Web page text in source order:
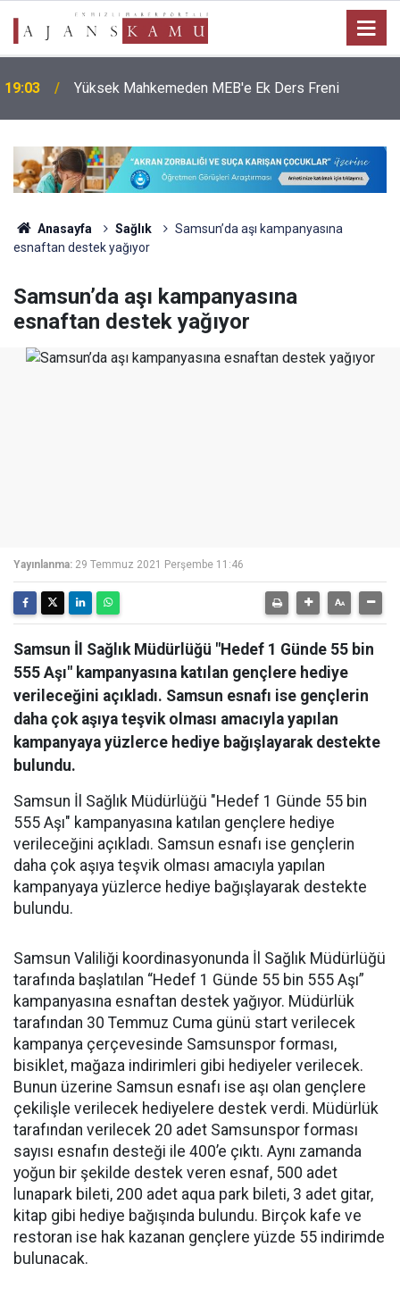
19:03 Yüksek Mahkemeden MEB'e Ek Ders Freni
Anasayfa Sağlık
Samsun’da aşı kampanyasına
esnaftan destek yağıyor
Samsun’da aşı kampanyasına
esnaftan destek yağıyor
Yayınlanma: 29 Temmuz 2021 Perşembe 11:46
Samsun İl Sağlık Müdürlüğü "Hedef 1 Günde 55 bin
555 Aşı" kampanyasına katılan gençlere hediye
verileceğini açıkladı. Samsun esnafı ise gençlerin
daha çok aşıya teşvik olması amacıyla yapılan
kampanyaya yüzlerce hediye bağışlayarak destekte
bulundu.
Samsun İl Sağlık Müdürlüğü "Hedef 1 Günde 55 bin
555 Aşı" kampanyasına katılan gençlere hediye
verileceğini açıkladı. Samsun esnafı ise gençlerin
daha çok aşıya teşvik olması amacıyla yapılan
kampanyaya yüzlerce hediye bağışlayarak destekte
bulundu.
Samsun Valiliği koordinasyonunda İl Sağlık Müdürlüğü
tarafında başlatılan “Hedef 1 Günde 55 bin 555 Aşı”
kampanyasına esnaftan destek yağıyor. Müdürlük
tarafından 30 Temmuz Cuma günü start verilecek
kampanya çerçevesinde Samsunspor forması,
bisiklet, mağaza indirimleri gibi hediyeler verilecek.
Bunun üzerine Samsun esnafı ise aşı olan gençlere
çekilişle verilecek hediyelere destek verdi. Müdürlük
tarafından verilecek 20 adet Samsunspor forması
sayısı esnafın desteği ile 400’e çıktı. Aynı zamanda
yoğun bir şekilde destek veren esnaf, 500 adet
lunapark bileti, 200 adet aqua park bileti, 3 adet gitar,
kitap gibi hediye bağışında bulundu. Birçok kafe ve
restoran ise hak kazanan gençlere yüzde 55 indirimde
bulunacak.